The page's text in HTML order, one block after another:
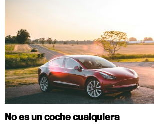
No es un coche cualquiera